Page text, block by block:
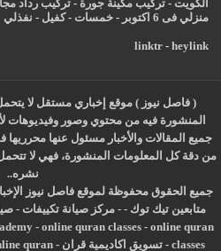
الكويت -تركيب مكينة جورة -تركيب رداد
منزلي فى 6 اكتوبر
-خمسات -كفيل - نفذلي
linktr- heylink
( فاصل نيوز ) موقع إخباري مستقل لا
المنشورة فيه من محتوي وصور وفيديوهات
جميع المقالات والأخبار مسئول عنها محرريها
من دقة كل المعلومات المنشورة، فهي لا تتحمل
نشره..
جميع الحقوق محفوظة لموقع فاصل نيوز الإخباري
متابعين تيك توك -
-مركز صيانة تكييفات -
- online quran classes- online quran
classes
- تسويق اكاديمية قران -
quran